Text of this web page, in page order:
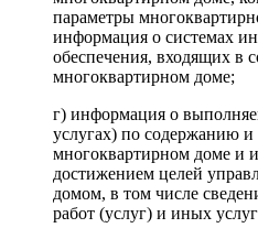
параметры
информация о системах
обеспечения, входящих в
многоквартирном доме;
г) информация о
услугах) по содержанию
многоквартирном доме и
достижением целей
домом, в том числе
работ (услуг) и иных